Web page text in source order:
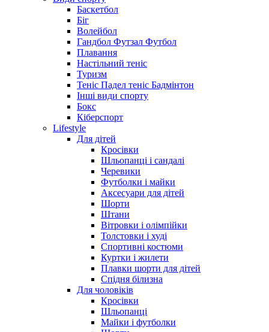
Баскетбол
Біг
Волейбол
Гандбол Футзал Футбол
Плавання
Настільний теніс
Туризм
Теніс Падел теніс Бадмінтон
Інші види спорту
Бокс
Кіберспорт
Lifestyle
Для дітей
Кросівки
Шльопанці і сандалі
Черевики
Футболки і майки
Аксесуари для дітей
Шорти
Штани
Вітровки і олімпійки
Толстовки і худі
Спортивні костюми
Куртки і жилети
Плавки шорти для дітей
Спідня білизна
Для чоловіків
Кросівки
Шльопанці
Майки і футболки